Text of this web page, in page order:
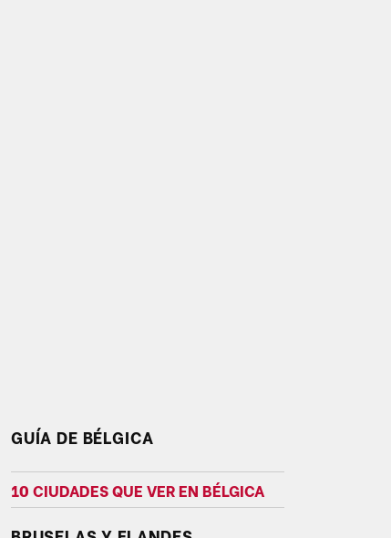
GUÍA DE BÉLGICA
10 CIUDADES QUE VER EN BÉLGICA